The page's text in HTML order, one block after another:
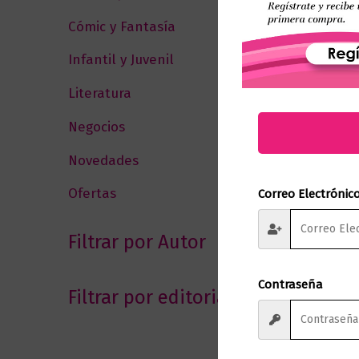
Cómic y Fantasía
(88)
Infantil y Juvenil
(213)
Literatura
(373)
Negocios
Novedades
Ofertas
(12)
Filtrar por Autor
Filtrar por editorial
Correo
Contraseña